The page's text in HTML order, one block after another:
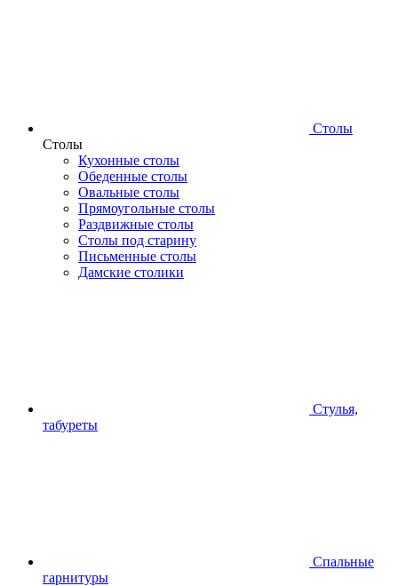
Столы
Столы
Кухонные столы
Обеденные столы
Овальные столы
Прямоугольные столы
Раздвижные столы
Столы под старину
Письменные столы
Дамские столики
Стулья,
табуреты
Спальные
гарнитуры